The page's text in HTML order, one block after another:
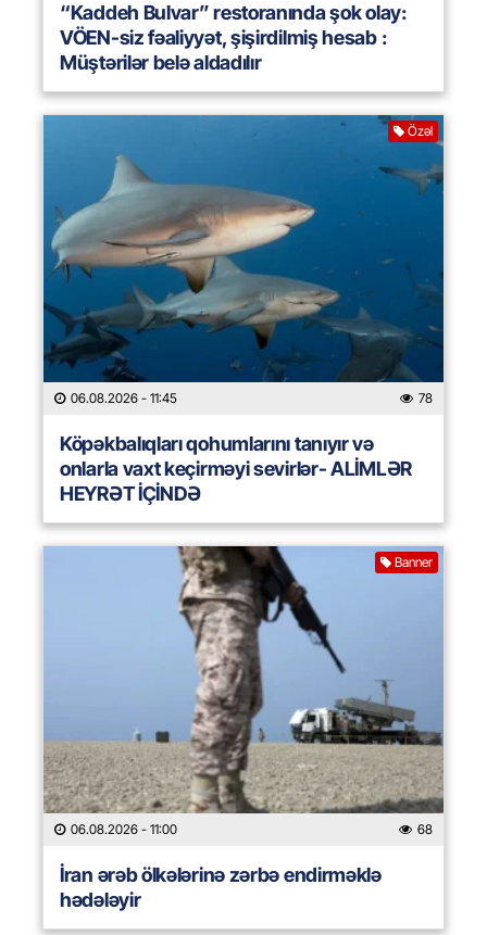
“Kaddeh Bulvar” restoranında şok olay:
VÖEN-siz fəaliyyət, şişirdilmiş hesab :
Müştərilər belə aldadılır
Özəl
06.08.2026 - 11:45 78
Köpəkbalıqları qohumlarını tanıyır və
onlarla vaxt keçirməyi sevirlər- ALİMLƏR
HEYRƏT İÇİNDƏ
Banner
06.08.2026 - 11:00 68
İran ərəb ölkələrinə zərbə endirməklə
hədələyir